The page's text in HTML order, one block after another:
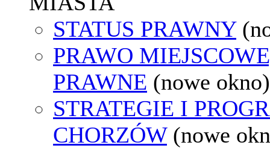
STATUS PRAWNY
PRAWO
PRAWNE (nowe okno)
STRATEGIE I
CHORZÓW (nowe